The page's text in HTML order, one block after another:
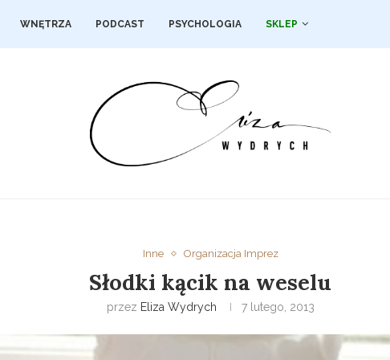
WNĘTRZA PODCAST PSYCHOLOGIA SKLEP
Inne Organizacja Imprez
Słodki kącik na weselu
przez Eliza Wydrych 7 lutego, 2013